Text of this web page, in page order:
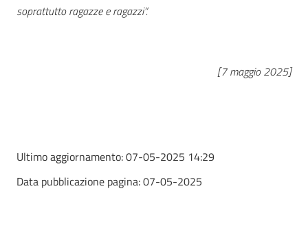
soprattutto ragazze e ragazzi”.
[7 maggio 2025]
Ultimo aggiornamento:07-05-2025 14:29
Data pubblicazione pagina:07-05-2025